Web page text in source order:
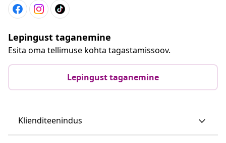
Lepingust taganemine
Esita oma tellimuse kohta tagastamissoov.
Lepingust taganemine
Klienditeenindus